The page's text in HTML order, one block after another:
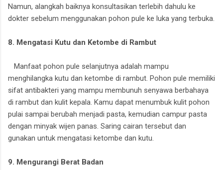
Namun, alangkah baiknya konsultasikan terlebih dahulu ke
dokter sebelum menggunakan pohon pule ke luka yang terbuka.
8. Mengatasi Kutu dan Ketombe di Rambut
Manfaat pohon pule selanjutnya adalah mampu
menghilangka kutu dan ketombe di rambut. Pohon pule memiliki
sifat antibakteri yang mampu membunuh senyawa berbahaya
di rambut dan kulit kepala. Kamu dapat menumbuk kulit pohon
pulai sampai berubah menjadi pasta, kemudian campur pasta
dengan minyak wijen panas. Saring cairan tersebut dan
gunakan untuk mengatasi ketombe dan kutu.
9. Mengurangi Berat Badan